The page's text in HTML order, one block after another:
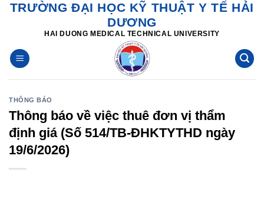
SkipTRƯỜNG ĐẠI HỌC KỸ THUẬT Y TẾ HẢI
DƯƠNG
HAI DUONG MEDICAL TECHNICAL UNIVERSITY
THÔNG BÁO
Thông báo về việc thuê đơn vị thẩm
định giá (Số 514/TB-ĐHKTYTHD ngày
19/6/2026)